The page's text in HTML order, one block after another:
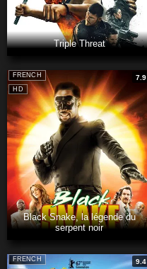
Triple Threat
HD
FRENCH 7.9
Black Snake, la légende du
serpent noir
FRENCH 9.4